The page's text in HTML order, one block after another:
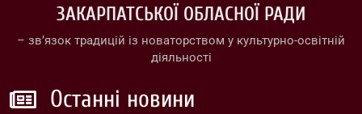
ЗАКАРПАТСЬКОЇ ОБЛАСНОЇ РАДИ
– зв’язок традицій із новаторством у культурно-освітній
діяльності
Останні новини